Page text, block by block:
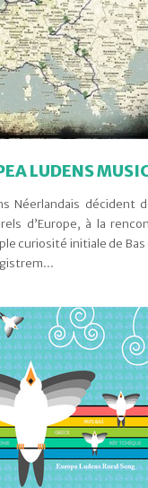
LUDENS
Néerlandais décident
d’Europe, à la
curiosité initiale de Bas